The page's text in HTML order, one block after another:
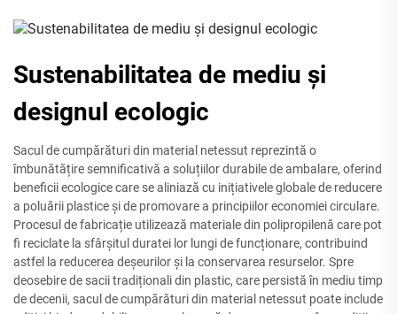
Sustenabilitatea de mediu și
designul ecologic
Sacul de cumpărături din material netessut reprezintă o
îmbunătățire semnificativă a soluțiilor durabile de ambalare, oferind
beneficii ecologice care se aliniază cu inițiativele globale de reducere
a poluării plastice și de promovare a principiilor economiei circulare.
Procesul de fabricație utilizează materiale din polipropilenă care pot
fi reciclate la sfârșitul duratei lor lungi de funcționare, contribuind
astfel la reducerea deșeurilor și la conservarea resurselor. Spre
deosebire de sacii tradiționali din plastic, care persistă în mediu timp
de decenii, sacul de cumpărături din material netessut poate include